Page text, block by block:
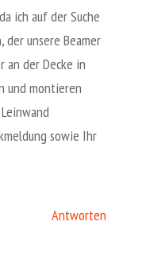
ich auf der Suche
der unsere Beamer
an der Decke in
und montieren
sowie Ihr
Antworten